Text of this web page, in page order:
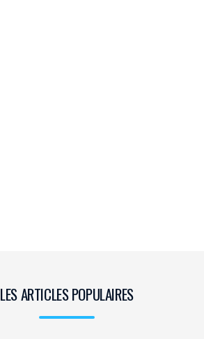
LES ARTICLES POPULAIRES